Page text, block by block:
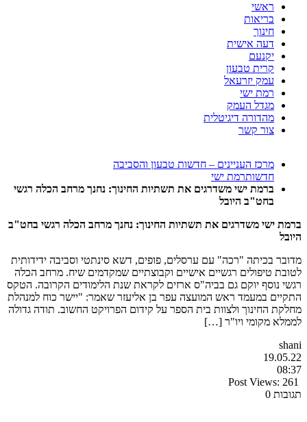
ראשי
בריאות
חינוך
דעה אישית
יקנעם
קרית טבעון
עמק יזרעאל
רמת ישי
מגדל העמק
מהדורה דיגיטלית
צור קשר
מרכז העניינים – חדשות טבעון והסביבה
חדשותרמת ישי
ברמת ישי משדרגים את תשתיות החינוך: נחנך מרחב הכלה רגשי
בחט"ב היובל
ברמת ישי משדרגים את תשתיות החינוך: נחנך מרחב הכלה רגשי בחט"ב
היובל
מדובר בכיתה "רכה" עם ערסלים, פופים, דשא סינתטי וסביבה ידידותית
לטובת טיפולים רגשיים אישיים וקבוצתיים שמקדמים שיח. מרחב הכלה
רגשי נוסף יוקם גם בביה"ס ארזים לקראת שנת הלימודים הקרובה. הטקס
התקיים במעמד ראש המועצה עפר בן אליעזר שאמר: "יישר כוח למנהלת
מחלקת החינוך ולצוות בית הספר על קידום הפרויקט החשוב. תודה גדולה
לממלא מקומי ויו"ר […]
shani
19.05.22
08:37
Post Views: 261
תגובות 0